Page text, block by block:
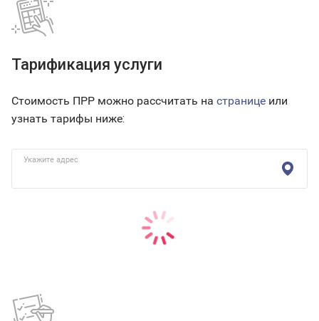
Тарификация услуги
Стоимость ПРР можно рассчитать на странице или
узнать тарифы ниже:
Укажите адрес